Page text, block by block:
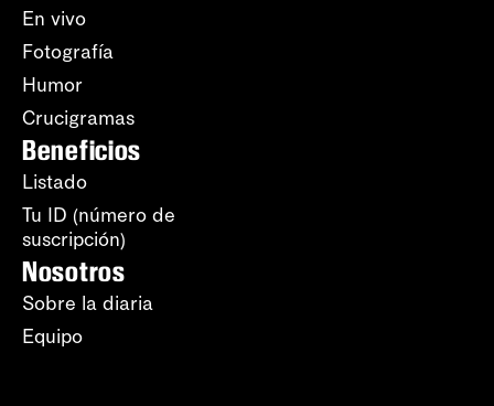
En vivo
Fotografía
Humor
Crucigramas
Beneficios
Listado
Tu ID (número de
suscripción)
Nosotros
Sobre la diaria
Equipo